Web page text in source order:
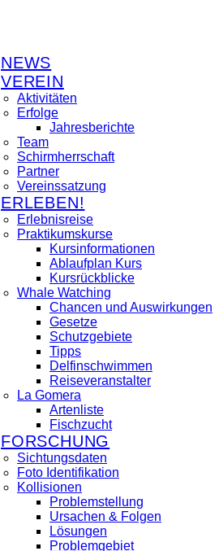
NEWS
VEREIN
Aktivitäten
Erfolge
Jahresberichte
Team
Schirmherrschaft
Partner
Vereinssatzung
ERLEBEN!
Erlebnisreise
Praktikumskurse
Kursinformationen
Ablaufplan Kurs
Kursrückblicke
Whale Watching
Chancen und Auswirkungen
Gesetze
Schutzgebiete
Tipps
Delfinschwimmen
Reiseveranstalter
La Gomera
Artenliste
Fischzucht
FORSCHUNG
Sichtungsdaten
Foto Identifikation
Kollisionen
Problemstellung
Ursachen & Folgen
Lösungen
Problemgebiet